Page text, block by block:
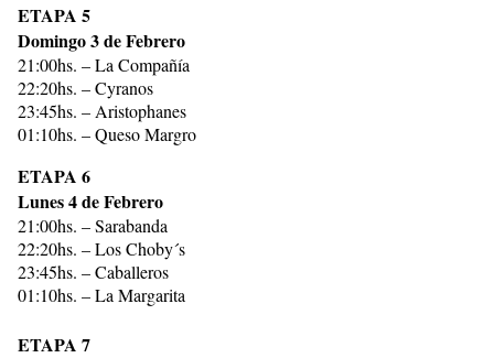
ETAPA 5
Domingo 3 de Febrero
21:00hs. – La Compañía
22:20hs. – Cyranos
23:45hs. – Aristophanes
01:10hs. – Queso Margro
ETAPA 6
Lunes 4 de Febrero
21:00hs. – Sarabanda
22:20hs. – Los Choby´s
23:45hs. – Caballeros
01:10hs. – La Margarita
ETAPA 7